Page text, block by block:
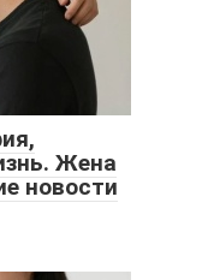
Жена
новости